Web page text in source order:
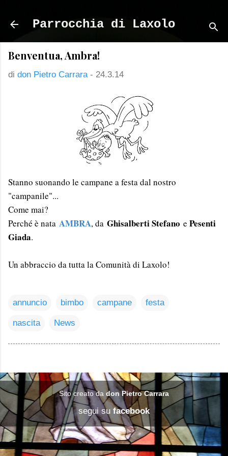
Parrocchia di Laxolo
Benventua, Ambra!
di don Pietro Carrara - 24.3.14
Stanno suonando le campane a festa dal nostro
"campanile"...
Come mai?
Perché è nata AMBRA, da Ghisalberti Stefano e Pesenti
Giada.
Un abbraccio da tutta la Comunità di Laxolo!
annuncio bimbo campane festa
nascita News
Sito creato da don Pietro Carrara
segui su facebook